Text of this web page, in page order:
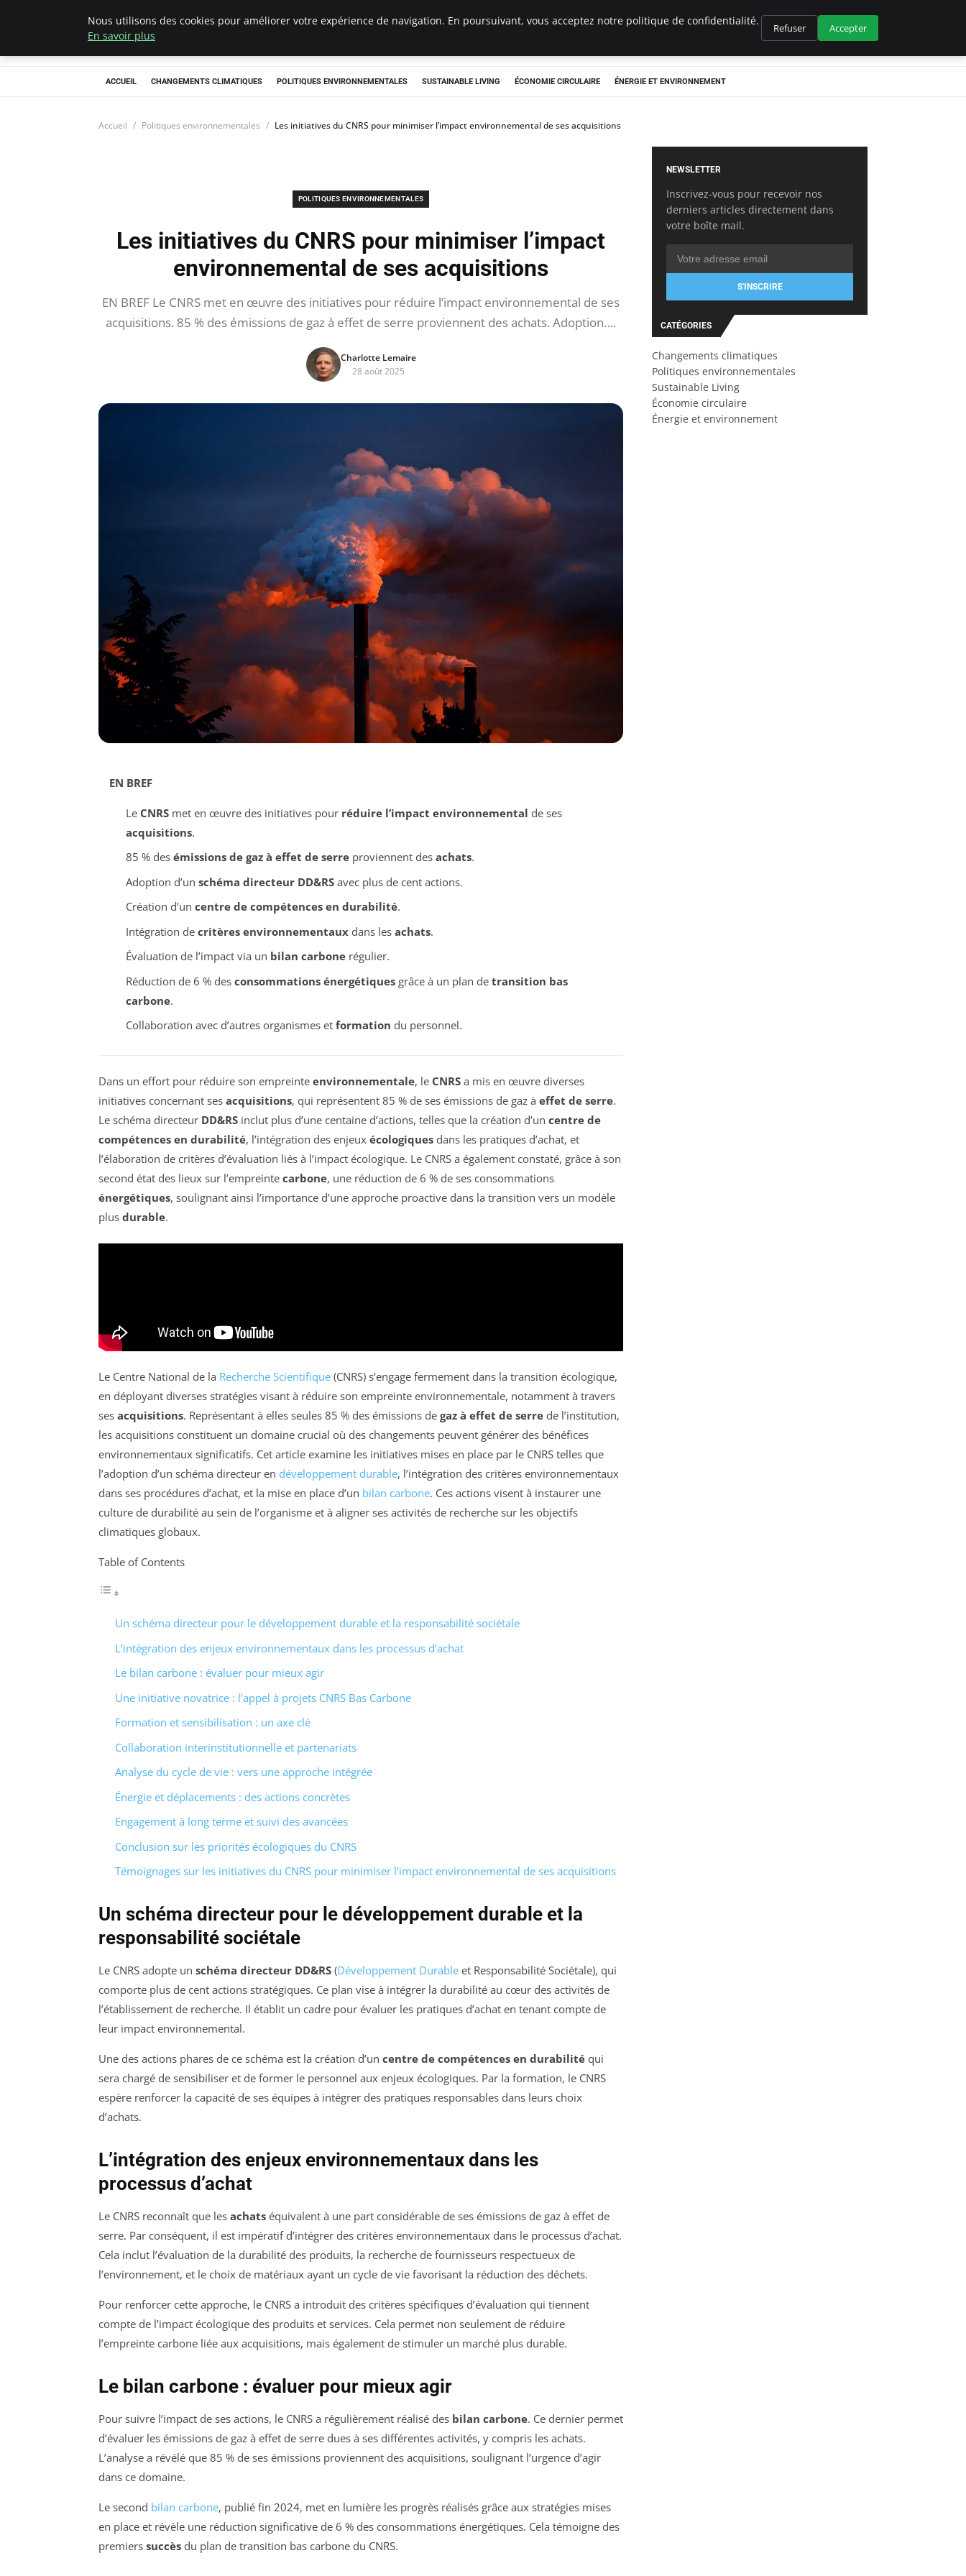
Climategatecountryclub.com
ACCUEIL CHANGEMENTS CLIMATIQUES POLITIQUES ENVIRONNEMENTALES SUSTAINABLE LIVING ÉCONOMIE CIRCULAIRE ÉNERGIE ET ENVIRONNEMENT
Accueil Politiques environnementales Les initiatives du CNRS pour minimiser l’impact environnemental de ses acquisitions
POLITIQUES ENVIRONNEMENTALES
Les initiatives du CNRS pour minimiser l’impact
environnemental de ses acquisitions
EN BREF Le CNRS met en œuvre des initiatives pour réduire l’impact environnemental de ses
acquisitions. 85 % des émissions de gaz à effet de serre proviennent des achats. Adoption….
Charlotte Lemaire
28 août 2025
EN BREF
Le CNRSmet en œuvre des initiatives pour réduire l’impact environnemental de ses
acquisitions.
85 % des émissions de gaz à effet de serreproviennent des achats.
Adoption d’un schéma directeur DD&RSavec plus de cent actions.
Création d’un centre de compétences en durabilité.
Intégration de critères environnementauxdans les achats.
Évaluation de l’impact via un bilan carbonerégulier.
Réduction de 6 % des consommations énergétiquesgrâce à un plan de transition bas
carbone.
Collaboration avec d’autres organismes et formation du personnel.
Dans un effort pour réduire son empreinte environnementale, le CNRS a mis en œuvre diverses
initiatives concernant ses acquisitions, qui représentent 85 % de ses émissions de gaz à effet de serre.
Le schéma directeur DD&RS inclut plus d’une centaine d’actions, telles que la création d’un centre de
compétences en durabilité, l’intégration des enjeux écologiques dans les pratiques d’achat, et
l’élaboration de critères d’évaluation liés à l’impact écologique. Le CNRS a également constaté, grâce à son
second état des lieux sur l’empreinte carbone, une réduction de 6 % de ses consommations
énergétiques, soulignant ainsi l’importance d’une approche proactive dans la transition vers un modèle
plus durable.
Le Centre National de la Recherche Scientifique (CNRS) s’engage fermement dans la transition écologique,
en déployant diverses stratégies visant à réduire son empreinte environnementale, notamment à travers
ses acquisitions. Représentant à elles seules 85 % des émissions de gaz à effet de serre de l’institution,
les acquisitions constituent un domaine crucial où des changements peuvent générer des bénéfices
environnementaux significatifs. Cet article examine les initiatives mises en place par le CNRS telles que
l’adoption d’un schéma directeur en développement durable, l’intégration des critères environnementaux
dans ses procédures d’achat, et la mise en place d’un bilan carbone. Ces actions visent à instaurer une
culture de durabilité au sein de l’organisme et à aligner ses activités de recherche sur les objectifs
climatiques globaux.
Table of Contents
Un schéma directeur pour le développement durable et la responsabilité sociétale
L’intégration des enjeux environnementaux dans les processus d’achat
Le bilan carbone : évaluer pour mieux agir
Une initiative novatrice : l’appel à projets CNRS Bas Carbone
Formation et sensibilisation : un axe clé
Collaboration interinstitutionnelle et partenariats
Analyse du cycle de vie : vers une approche intégrée
Énergie et déplacements : des actions concrètes
Engagement à long terme et suivi des avancées
Conclusion sur les priorités écologiques du CNRS
Témoignages sur les initiatives du CNRS pour minimiser l’impact environnemental de ses acquisitions
Un schéma directeur pour le développement durable et la
responsabilité sociétale
Le CNRS adopte un schéma directeur DD&RS (Développement Durable et Responsabilité Sociétale), qui
comporte plus de cent actions stratégiques. Ce plan vise à intégrer la durabilité au cœur des activités de
l’établissement de recherche. Il établit un cadre pour évaluer les pratiques d’achat en tenant compte de
leur impact environnemental.
Une des actions phares de ce schéma est la création d’un centre de compétences en durabilité qui
sera chargé de sensibiliser et de former le personnel aux enjeux écologiques. Par la formation, le CNRS
espère renforcer la capacité de ses équipes à intégrer des pratiques responsables dans leurs choix
d’achats.
L’intégration des enjeux environnementaux dans les
processus d’achat
Le CNRS reconnaît que les achats équivalent à une part considérable de ses émissions de gaz à effet de
serre. Par conséquent, il est impératif d’intégrer des critères environnementaux dans le processus d’achat.
Cela inclut l’évaluation de la durabilité des produits, la recherche de fournisseurs respectueux de
l’environnement, et le choix de matériaux ayant un cycle de vie favorisant la réduction des déchets.
Pour renforcer cette approche, le CNRS a introduit des critères spécifiques d’évaluation qui tiennent
compte de l’impact écologique des produits et services. Cela permet non seulement de réduire
l’empreinte carbone liée aux acquisitions, mais également de stimuler un marché plus durable.
Le bilan carbone : évaluer pour mieux agir
Pour suivre l’impact de ses actions, le CNRS a régulièrement réalisé des bilan carbone. Ce dernier permet
d’évaluer les émissions de gaz à effet de serre dues à ses différentes activités, y compris les achats.
L’analyse a révélé que 85 % de ses émissions proviennent des acquisitions, soulignant l’urgence d’agir
dans ce domaine.
Le second bilan carbone, publié fin 2024, met en lumière les progrès réalisés grâce aux stratégies mises
en place et révèle une réduction significative de 6 % des consommations énergétiques. Cela témoigne des
premiers succès du plan de transition bas carbone du CNRS.
NEWSLETTER
Inscrivez-vous pour recevoir nos
derniers articles directement dans
votre boîte mail.
S'INSCRIRE
CATÉGORIES
Changements climatiques
Politiques environnementales
Sustainable Living
Économie circulaire
Énergie et environnement
Nous utilisons des cookies pour améliorer votre expérience de navigation. En poursuivant, vous acceptez notre politique de confidentialité.
En savoir plus
Refuser Accepter